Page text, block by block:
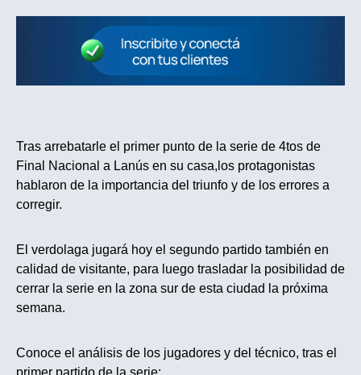
Tras arrebatarle el primer punto de la serie de 4tos de
Final Nacional a Lanús en su casa,los protagonistas
hablaron de la importancia del triunfo y de los errores a
corregir.
El verdolaga jugará hoy el segundo partido también en
calidad de visitante, para luego trasladar la posibilidad de
cerrar la serie en la zona sur de esta ciudad la próxima
semana.
Conoce el análisis de los jugadores y del técnico, tras el